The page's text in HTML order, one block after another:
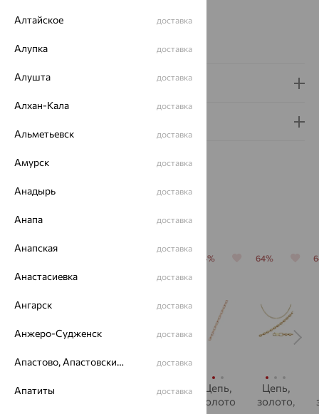
Проба:585
Страна происхождения:
Доставка и оплата
Похожие изделия
Цепь,
Цепь,
64%
Цепь,
золото
64%
Цепь,
золото,
Алтайское доставка
Алупка доставка
Алушта доставка
Алхан-Кала доставка
Альметьевск доставка
Амурск доставка
Анадырь доставка
Анапа доставка
Анапская доставка
Анастасиевка доставка
Ангарск доставка
Анжеро-Судженск доставка
Апастово, Апастовский район доставка
Апатиты доставка